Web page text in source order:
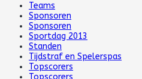
Teams
Sponsoren
Sponsoren
Sportdag 2013
Standen
Tijdstraf en Spelerspas
Topscorers
Topscorers